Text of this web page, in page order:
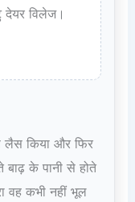
देयर विलेज।
किया और फिर
बाढ़ के पानी से होते
वह कभी नहीं भूल